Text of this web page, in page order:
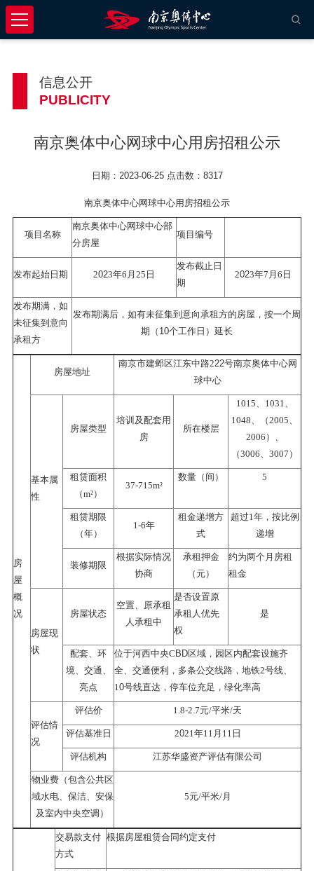
信息公开
PUBLICITY
南京奥体中心网球中心用房招租公示
日期：2023-06-25 点击数：8317
南京奥体中心网球中心用房招租公示
项目名称
南京奥体中心网球中心部
分房屋
项目编号
发布起始日期 2023年6 月 25 日
发布截止日
期
2023年7 月 6 日
发布期满，如
未征集到意向
承租方
发布期满后，如有未征集到意向承租方的房屋，按一个周
期（ 10个工作日）延长
房
屋
概
况
房屋地址
南京市建邺区江东中路222号南京奥体中心网
球中心
基本属
性
房屋类型
培训及配套用
房
所在楼层
1015 1031
1048 、（2005
2006 ）、
（3006 3007 ）
租赁面积
（m²）
37-715m²
数量 （间） 5
租赁期限
（年）
1 -6年
租金递增方
式
超过1年，按比例
递增
装修期限
根据实际情况
协商
承租押金
（元）
约为两个月房租
租金
房屋现
状
房屋状态
空置、原承租
人承租中
是否设置原
承租人优先
权
是
配套、环
境、交通、
亮点
位于河西中央CBD区域，园区内配套设施齐
全、交通便利，多条公交线路，地铁2号线、
1 0号线直达，停车位充足，绿化率高
评估情
况
评估价 1.8-2.7元/平米/天
评估基准日 2021年11月11日
评估机构 江苏华盛资产评估有限公司
物业费（包含公共区
域水电、保洁、安保
及室内中央空调）
5元/平米/月
交易款支付
方式
根据房屋租赁合同约定支付